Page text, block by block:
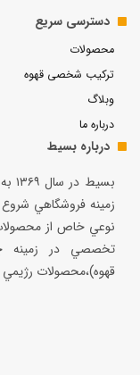
دسترسی سریع
محصولات
ترکیب شخصی قهوه
وبلاگ
درباره ما
درباره بسیط
زمينه فروشگاهي
نوعي خاص از
تخصصي در زمينه
قهوه)،محصولات